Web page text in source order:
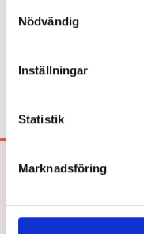
Nödvändig
Inställningar
Statistik
Marknadsföring
dockor?
Bokförlaget
252 21 HELSINGBORG